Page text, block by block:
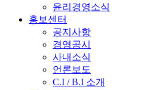
윤리경영소식
홍보센터
공지사항
경영공시
사내소식
언론보도
C.I / B.I 소개